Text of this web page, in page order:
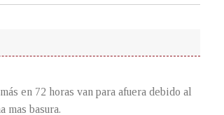
en 72 horas van para afuera debido al
mas basura.